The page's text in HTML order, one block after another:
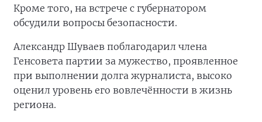
Кроме того, на встрече с губернатором
обсудили вопросы безопасности.
Александр Шуваев поблагодарил члена
Генсовета партии за мужество, проявленное
при выполнении долга журналиста, высоко
оценил уровень его вовлечённости в жизнь
региона.